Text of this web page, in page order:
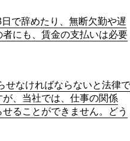
で辞めたり、無断欠勤や遅
にも、賃金の支払いは必要
せなければならないと法律で
、当社では、仕事の関係
ることができません。どう